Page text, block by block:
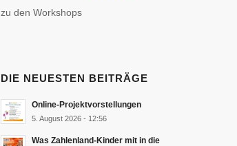
zu den Workshops
DIE NEUESTEN BEITRÄGE
Online-Projektvorstellungen
5. August 2026 - 12:56
Was Zahlenland-Kinder mit in die